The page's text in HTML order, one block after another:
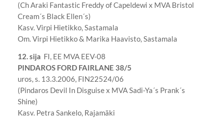
(Ch Araki Fantastic Freddy of Capeldewi x MVA Bristol
Cream´s Black Ellen´s)
Kasv. Virpi Hietikko, Sastamala
Om. Virpi Hietikko & Marika Haavisto, Sastamala
12. sija FI, EE MVA EEV-08
PINDAROS FORD FAIRLANE 38/5
uros, s. 13.3.2006, FIN22524/06
(Pindaros Devil In Disguise x MVA Sadi-Ya´s Prank´s
Shine)
Kasv. Petra Sankelo, Rajamäki